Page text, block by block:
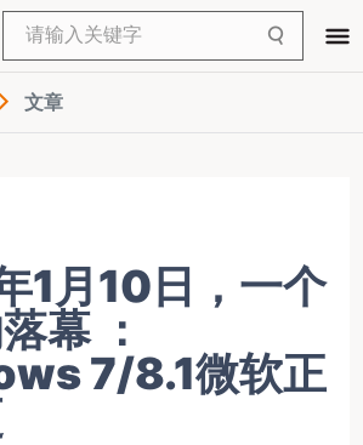
文章
1月10日，一个
幕 ：
7/8.1微软正